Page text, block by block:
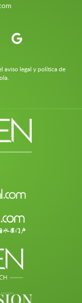
aviso legal y política de